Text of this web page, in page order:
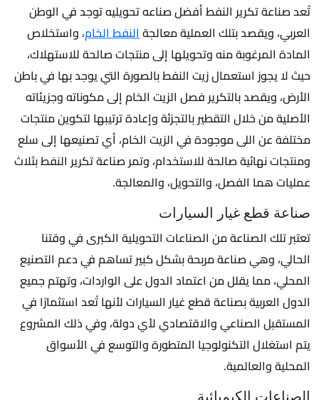
تُعد صناعة تكرير النفط أفضل صناعه تحويليه توجد في الوطن
العربي، ويقصد بتلك العملية معالجةالنفط الخام، واستخلاص
المادة المرغوبة منه وتحويلها إلى منتجات صالحة للاستهلاك،
حيث لا يجوز استعمال زيت النفط بالصورة التي يوجد بها في باطن
الأرض، ويقصد بالتكرير فصل الزيت الخام إلى مكوناته وجزيئاته
الأصلية من خلال التقطير بالتجزئة وإعادة ترتيبها لتكوين منتجات
مختلفة عن اللى موجودة في الزيت الخام، أي تصنيعها إلى سلع
ومنتجات نهائية صالحة للاستخدام، وتمر صناعة تكرير النفط بثلاث
عمليات هما الفصل، والتحويل، والمعالجة.
صناعة قطع غيار السيارات
تعتبر تلك الصناعة من الصناعات التحويلية الكبرى في وقتنا
الحالي، وهي صناعة مربحة بشكل كبير تساهم في دعم التصنيع
المحلي، مما يقلل من اعتماد الدول على الواردات، وتهتم جميع
الدول العربية بصناعة قطع غيار السيارات لأنها تُعد استثمارًا في
المستقبل الصناعي والاقتصادي لأي دولة، وفي ذلك المشروع
يتم استغلال التكنولوجيا المتطورة والتوسع في الأسواق
المحلية والعالمية.
الصناعات الكيميائية